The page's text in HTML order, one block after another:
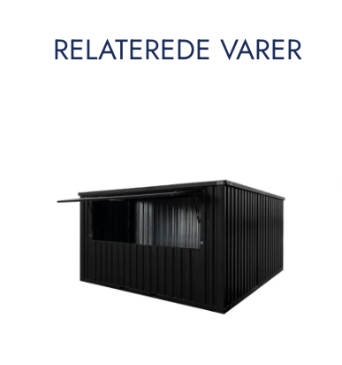
RELATEREDE VARER